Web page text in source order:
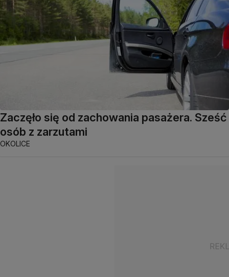
Zaczęło się od zachowania pasażera. Sześć
osób z zarzutami
OKOLICE